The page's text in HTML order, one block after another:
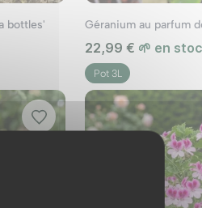
les avec des plantes
différentes variétés
intéressant.
bottles' Géranium au parfum
22,99 € 🌱 en
Pot 3L